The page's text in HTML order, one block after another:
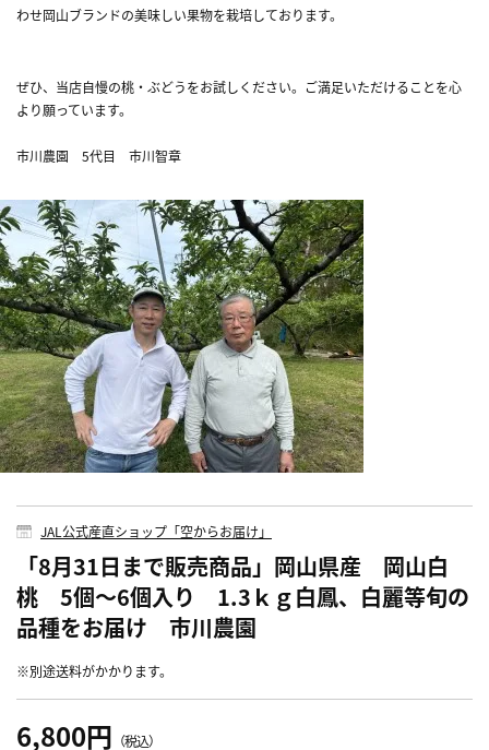
わせ岡山ブランドの美味しい果物を栽培しております。
ぜひ、当店自慢の桃・ぶどうをお試しください。ご満足いただけることを心
より願っています。
市川農園 5代目 市川智章
JAL公式産直ショップ「空からお届け」
「8月31日まで販売商品」岡山県産 岡山白
桃 5個～6個入り 1.3ｋｇ白鳳、白麗等旬の
品種をお届け 市川農園
※別途送料がかかります。
6,800円 （税込）